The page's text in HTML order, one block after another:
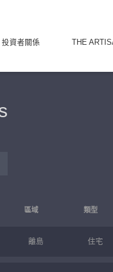
投資者關係 THE
區域 類型
離島 住宅